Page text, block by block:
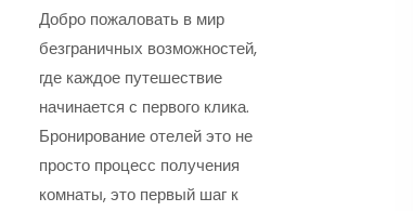
Добро пожаловать в мир
безграничных возможностей,
где каждое путешествие
начинается с первого клика.
Бронирование отелей это не
просто процесс получения
комнаты, это первый шаг к